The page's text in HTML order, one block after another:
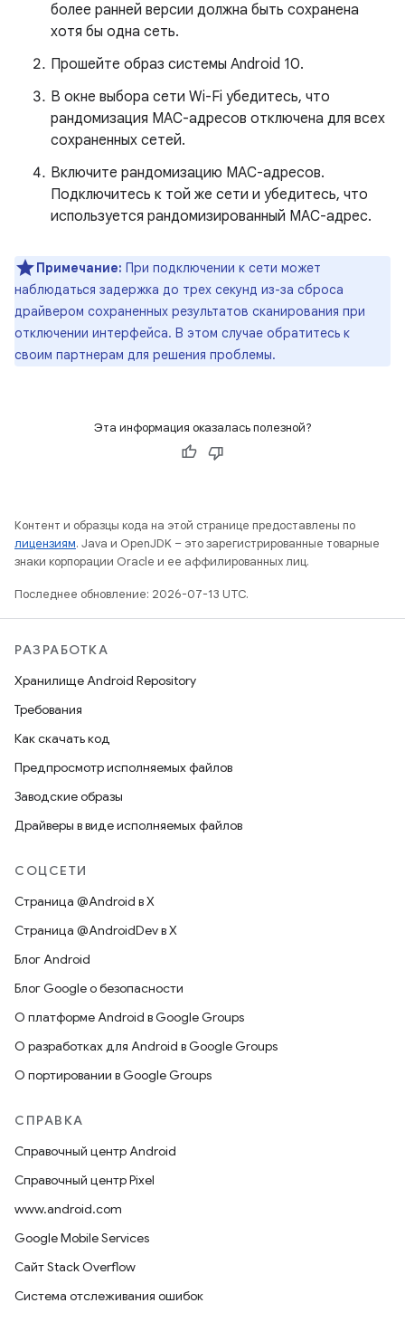
более ранней версии должна быть сохранена
хотя бы одна сеть.
Прошейте образ системы Android 10.
В окне выбора сети Wi-Fi убедитесь, что
рандомизация MAC-адресов отключена для всех
сохраненных сетей.
Включите рандомизацию MAC-адресов.
Подключитесь к той же сети и убедитесь, что
используется рандомизированный MAC-адрес.
Примечание: При подключении к сети может
наблюдаться задержка до трех секунд из-за сброса
драйвером сохраненных результатов сканирования при
отключении интерфейса. В этом случае обратитесь к
своим партнерам для решения проблемы.
Эта информация оказалась полезной?
Контент и образцы кода на этой странице предоставлены по
лицензиям. Java и OpenJDK – это зарегистрированные товарные
знаки корпорации Oracle и ее аффилированных лиц.
Последнее обновление: 2026-07-13 UTC.
РАЗРАБОТКА
Хранилище Android Repository
Требования
Как скачать код
Предпросмотр исполняемых файлов
Заводские образы
Драйверы в виде исполняемых файлов
СОЦСЕТИ
Страница @Android в X
Страница @AndroidDev в X
Блог Android
Блог Google о безопасности
О платформе Android в Google Groups
О разработках для Android в Google Groups
О портировании в Google Groups
СПРАВКА
Справочный центр Android
Справочный центр Pixel
www.android.com
Google Mobile Services
Сайт Stack Overflow
Система отслеживания ошибок